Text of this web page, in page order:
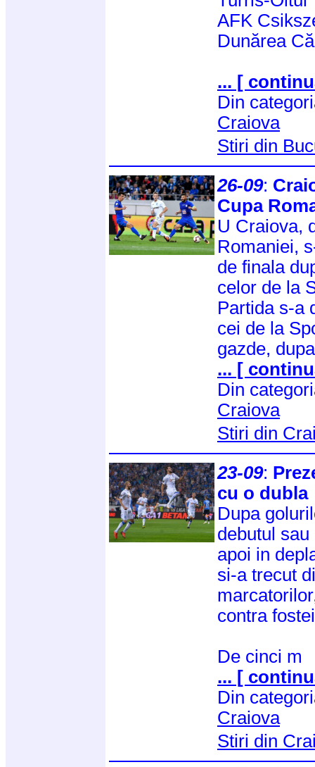
AFK
Dunărea
... [
Din
Craiova
Stiri din
26-09:
Cupa
U Craiova,
Romaniei,
de finala
celor de la
Partida s-a
cei de la
gazde,
... [
Din
Craiova
Stiri din
23-09:
cu o dubla
Dupa
debutul
apoi in
si-a trecut
contra
De cinci m
... [
Din
Craiova
Stiri din